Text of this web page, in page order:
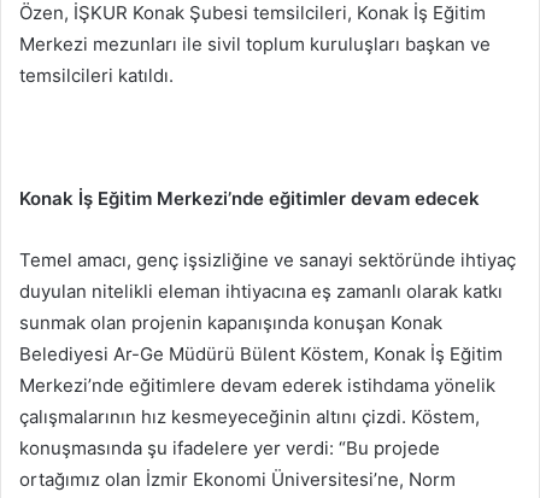
Özen, İŞKUR Konak Şubesi temsilcileri, Konak İş Eğitim
Merkezi mezunları ile sivil toplum kuruluşları başkan ve
temsilcileri katıldı.
Konak İş Eğitim Merkezi’nde eğitimler devam edecek
Temel amacı, genç işsizliğine ve sanayi sektöründe ihtiyaç
duyulan nitelikli eleman ihtiyacına eş zamanlı olarak katkı
sunmak olan projenin kapanışında konuşan Konak
Belediyesi Ar-Ge Müdürü Bülent Köstem, Konak İş Eğitim
Merkezi’nde eğitimlere devam ederek istihdama yönelik
çalışmalarının hız kesmeyeceğinin altını çizdi. Köstem,
konuşmasında şu ifadelere yer verdi: “Bu projede
ortağımız olan İzmir Ekonomi Üniversitesi’ne, Norm